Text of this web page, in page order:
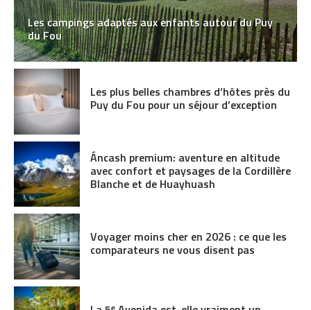
Les campings adaptés aux enfants autour du Puy
du Fou
Les plus belles chambres d’hôtes près du
Puy du Fou pour un séjour d’exception
Áncash premium: aventure en altitude
avec confort et paysages de la Cordillère
Blanche et de Huayhuash
Voyager moins cher en 2026 : ce que les
comparateurs ne vous disent pas